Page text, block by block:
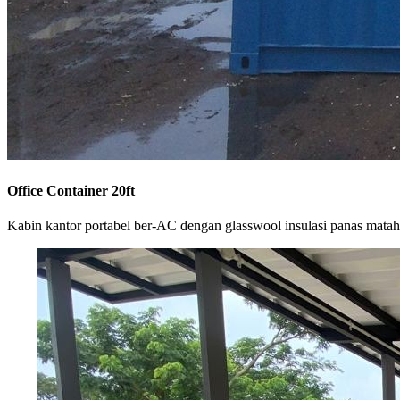
Office Container 20ft
Kabin kantor portabel ber-AC dengan glasswool insulasi panas